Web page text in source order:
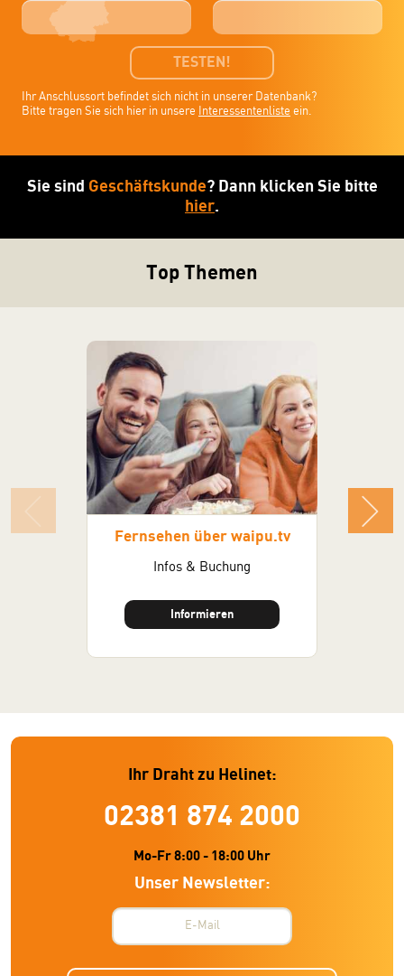
TESTEN!
Ihr Anschlussort befindet sich nicht in unserer Datenbank?
Bitte tragen Sie sich hier in unsere
Interessentenliste ein.
Sie sind Geschäftskunde? Dann klicken Sie bitte
hier.
Top Themen
Fernsehen über waipu.tv
Infos & Buchung
Informieren
Ihr Draht zu Helinet:
02381 874 2000
Mo-Fr 8:00 - 18:00 Uhr
Unser Newsletter: